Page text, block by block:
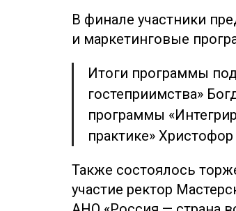
В финале участники
и маркетинговые
Итоги программы
гостеприимства»
программы
практике»
Также состоялось
участие ректор